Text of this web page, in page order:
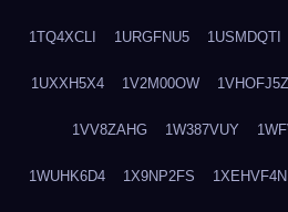
1TQ4XCLI 1URGFNU5 1USMDQTI
1UXXH5X4 1V2M00OW 1VHOFJ5Z
1VV8ZAHG 1W387VUY
1WUHK6D4 1X9NP2FS 1XEHVF4N